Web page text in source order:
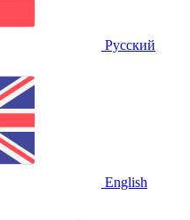
Русский
English